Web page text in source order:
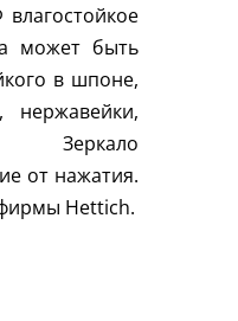
может быть
в шпоне,
нержавейки,
Зеркало
от нажатия.
Hettich.